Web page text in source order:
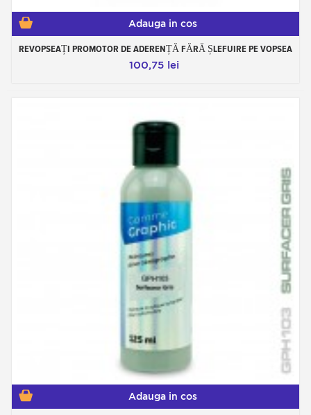
Adauga in cos
REVOPSEAȚI PROMOTOR DE ADERENȚĂ FĂRĂ ȘLEFUIRE PE VOPSEA
100,75 lei
Adauga in cos